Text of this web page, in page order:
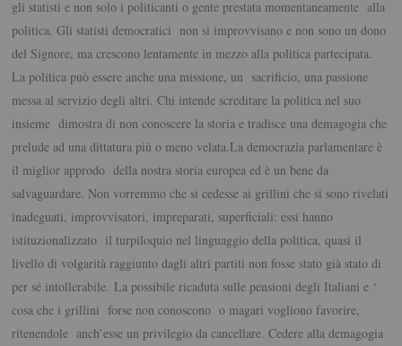
gli statisti e non solo i politicanti o gente prestata momentaneamente alla
politica. Gli statisti democratici non si improvvisano e non sono un dono
del Signore, ma crescono lentamente in mezzo alla politica partecipata.
La politica può essere anche una missione, un sacrificio, una passione
messa al servizio degli altri. Chi intende screditare la politica nel suo
insieme dimostra di non conoscere la storia e tradisce una demagogia che
prelude ad una dittatura più o meno velata.La democrazia parlamentare è
il miglior approdo della nostra storia europea ed è un bene da
salvaguardare. Non vorremmo che si cedesse ai grillini che si sono rivelati
inadeguati, improvvisatori, impreparati, superficiali: essi hanno
istituzionalizzato il turpiloquio nel linguaggio della politica, quasi il
livello di volgarità raggiunto dagli altri partiti non fosse stato già stato di
per sé intollerabile. La possibile ricaduta sulle pensioni degli Italiani e ‘
cosa che i grillini forse non conoscono o magari vogliono favorire,
ritenendole anch’esse un privilegio da cancellare. Cedere alla demagogia